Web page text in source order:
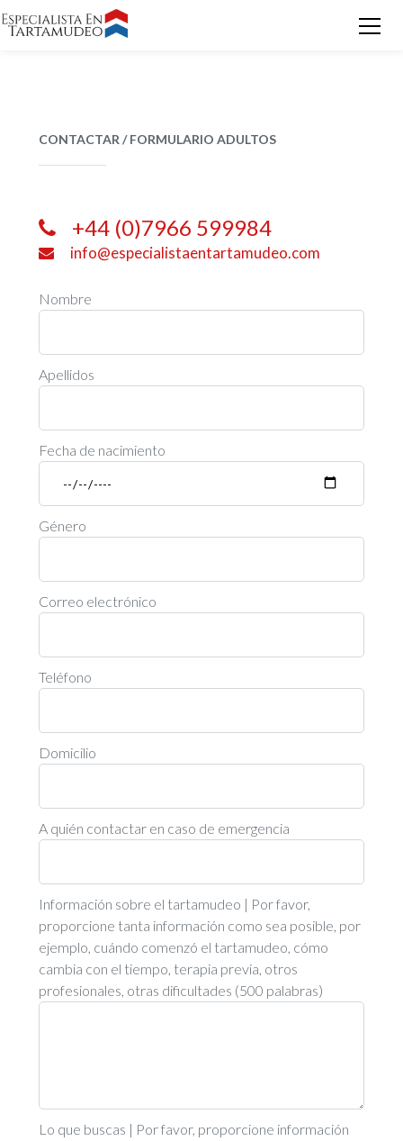
CONTACTAR / FORMULARIO ADULTOS
+44 (0)7966 599984
info@especialistaentartamudeo.com
Nombre
Apellidos
Fecha de nacimiento
Género
Correo electrónico
Teléfono
Domicilio
A quién contactar en caso de emergencia
Información sobre el tartamudeo | Por favor,
proporcione tanta información como sea posible, por
ejemplo, cuándo comenzó el tartamudeo, cómo
cambia con el tiempo, terapia previa, otros
profesionales, otras dificultades (500 palabras)
Lo que buscas | Por favor, proporcione información